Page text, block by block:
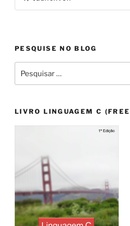
PESQUISE NO BLOG
por:
LIVRO LINGUAGEM C